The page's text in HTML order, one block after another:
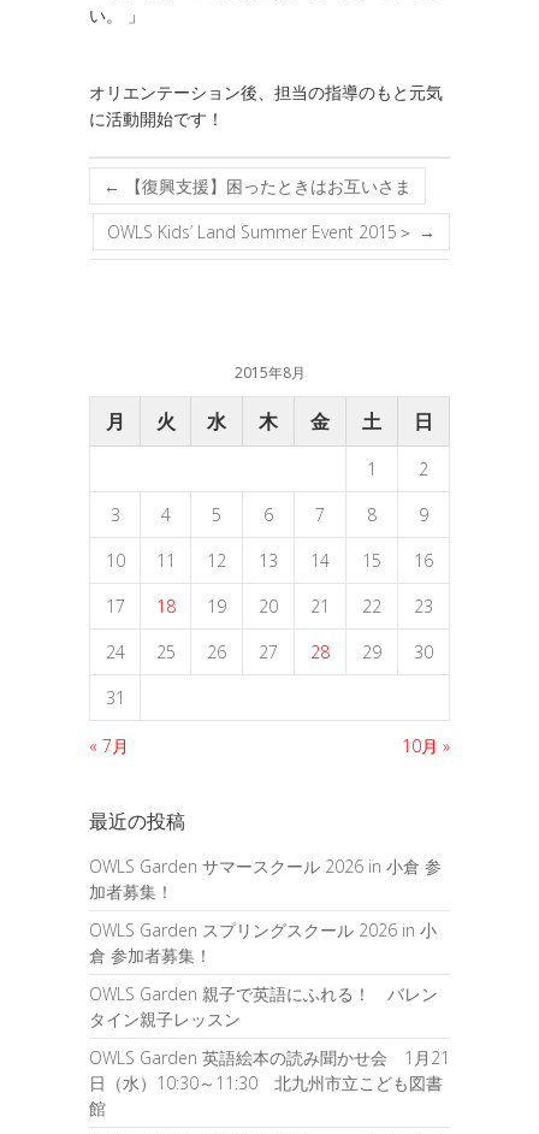
い。 」
オリエンテーション後、担当の指導のもと元気
に活動開始です！
←
【復興支援】困ったときはお互いさま
OWLS Kids’ Land Summer Event 2015＞ →
2015年8月
月 火 水 木 金 土 日
1
2
3
4 5 6 7 8
9
10
11 12 13 14 15
16
17
18 19 20 21 22
23
24
25 26 27 28 29
30
31
« 7月 10月 »
最近の投稿
OWLS Garden サマースクール 2026 in 小倉 参
加者募集！
OWLS Garden スプリングスクール 2026 in 小
倉 参加者募集！
OWLS Garden 親子で英語にふれる！ バレン
タイン親子レッスン
OWLS Garden 英語絵本の読み聞かせ会 1月21
日（水）10:30～11:30 北九州市立こども図書
館